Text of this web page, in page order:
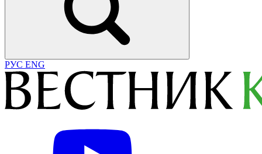
РУС ENG